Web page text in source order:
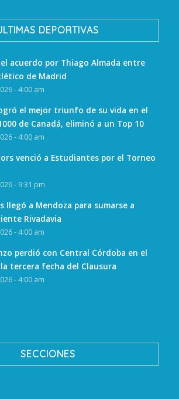
DEPORTIVAS
acuerdo por Thiago Almada entre
de Madrid
- 4:00 am
el mejor triunfo de su vida en el
de Canadá, eliminó a un Top 10
- 4:00 am
venció a Estudiantes por el Torneo
- 9:31 pm
llegó a Mendoza para sumarse a
Rivadavia
- 4:00 am
perdió con Central Córdoba en el
tercera fecha del Clausura
- 4:00 am
SECCIONES